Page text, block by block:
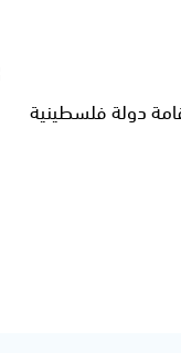
دولة فلسطينية